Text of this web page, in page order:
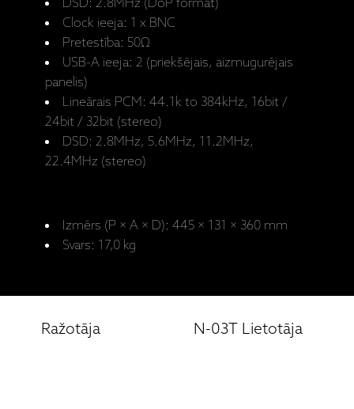
DSD: 2.8MHz (DoP format)
Clock ieeja: 1 x BNC
Pretestība: 50Ω
USB-A ieeja: 2 (priekšējais, aizmugurējais
panelis)
Lineārais PCM: 44.1k to 384kHz, 16bit /
24bit / 32bit (stereo)
DSD: 2.8MHz, 5.6MHz, 11.2MHz,
22.4MHz (stereo)
Izmērs (P × A × D): 445 × 131 × 360 mm
Svars: 17,0 kg
Ražotāja
N-03T Lietotāja